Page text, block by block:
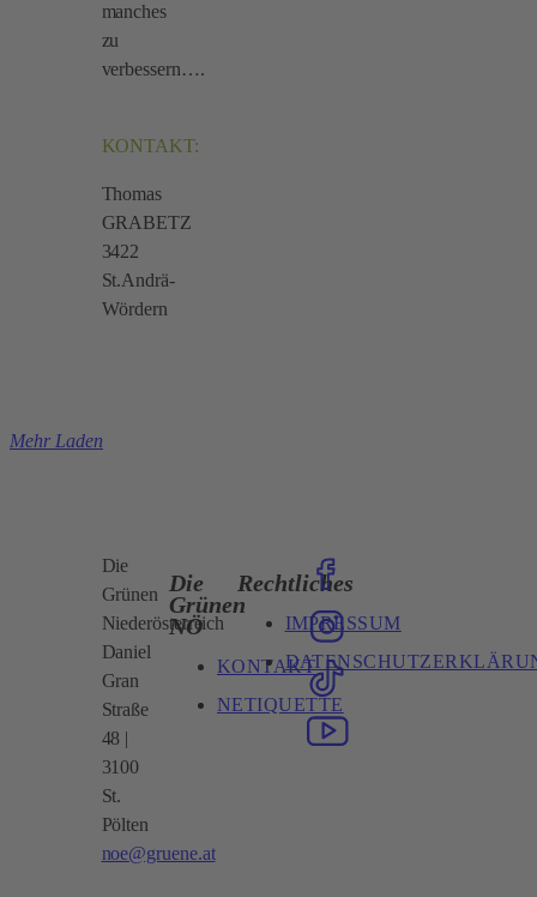
manches
zu
verbessern….
KONTAKT:
Thomas
GRABETZ
3422
St.Andrä-
Wördern
Mehr Laden
Die
Grünen
Niederösterreich
Daniel
Gran
Straße
48 |
3100
St.
Pölten
noe@gruene.at
Die
Grünen
NÖ
KONTAKT
NETIQUETTE
Rechtliches
IMPRESSUM